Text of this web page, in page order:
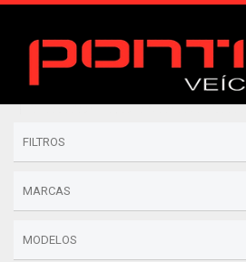
FILTROS
MARCAS
MODELOS